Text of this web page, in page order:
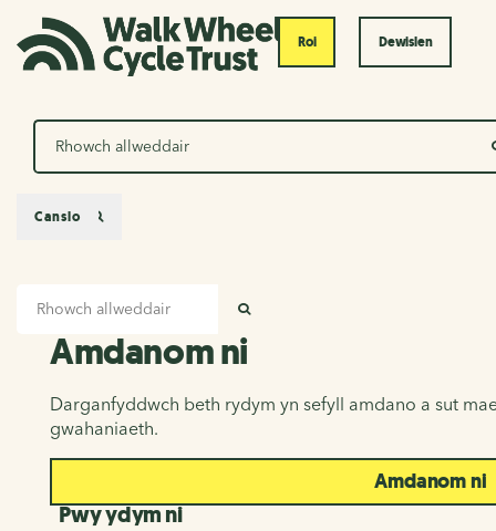
Roi Dewislen
Chwilio
Amdanom ni
Amdanom ni
Darganfyddwch beth rydym yn sefyll amdano a sut
gwahaniaeth.
Amdanom ni
Pwy ydym ni
Canslo